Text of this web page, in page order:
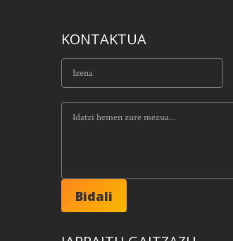
KONTAKTUA